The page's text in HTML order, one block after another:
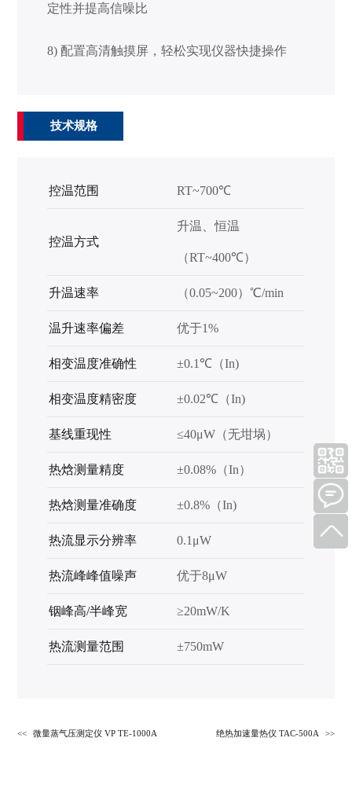
定性并提高信噪比
8) 配置高清触摸屏，轻松实现仪器快捷操作
技术规格
控温范围 RT~700℃
控温方式
升温、恒温
（RT~400℃）
升温速率 （0.05~200）℃/min
温升速率偏差 优于1%
相变温度准确性 ±0.1℃（In)
相变温度精密度 ±0.02℃（In)
基线重现性 ≤40μW（无坩埚）
热焓测量精度 ±0.08%（In）
热焓测量准确度 ±0.8% （In)
热流显示分辨率 0.1μW
热流峰峰值噪声 优于8μW
铟峰高/半峰宽 ≥20mW/K
热流测量范围 ±750mW
微量蒸气压测定仪 VP TE-1000A 绝热加速量热仪 TAC-500A